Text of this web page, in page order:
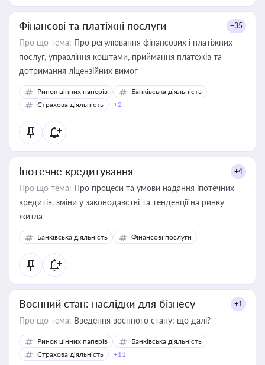
Фінансові та платіжні послуги +35
Про що тема: Про регулювання фінансових і платіжних
послуг, управління коштами, приймання платежів та
дотримання ліцензійних вимог
Ринок цінних паперів
Банківська діяльність
Страхова діяльність
+2
Іпотечне кредитування +4
Про що тема: Про процеси та умови надання іпотечних
кредитів, зміни у законодавстві та тенденції на ринку
житла
Банківська діяльність Фінансові послуги
Воєнний стан: наслідки для бізнесу +1
Про що тема: Введення воєнного стану: що далі?
Ринок цінних паперів
Банківська діяльність
Страхова діяльність
+11